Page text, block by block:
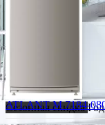
Сезонная скидка
ATLANT M 7184-